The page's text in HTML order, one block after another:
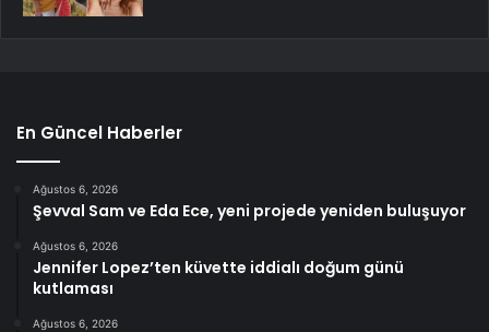
En Güncel Haberler
Ağustos 6, 2026
Şevval Sam ve Eda Ece, yeni projede yeniden buluşuyor
Ağustos 6, 2026
Jennifer Lopez’ten küvette iddialı doğum günü
kutlaması
Ağustos 6, 2026